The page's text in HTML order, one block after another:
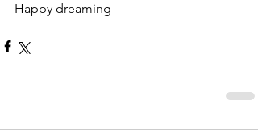
Happy dreaming